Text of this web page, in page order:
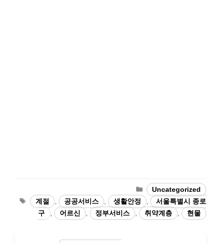
Categories
Uncategorized
Tags
계절 공공서비스 생활안정
서울특별시 종로
구
어르신 정부서비스 취약계층 현물